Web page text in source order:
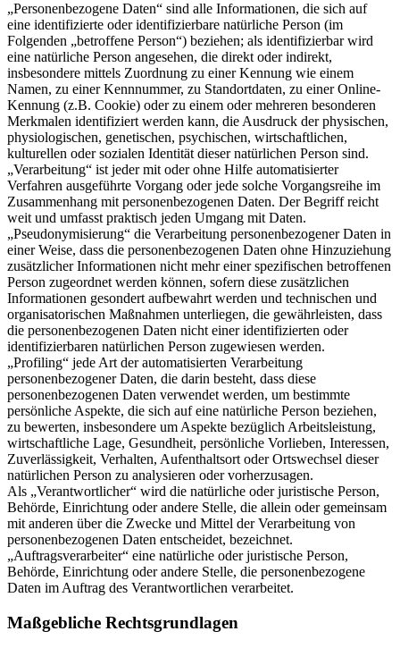
„Personenbezogene Daten“ sind alle Informationen, die sich auf
eine identifizierte oder identifizierbare natürliche Person (im
Folgenden „betroffene Person“) beziehen; als identifizierbar wird
eine natürliche Person angesehen, die direkt oder indirekt,
insbesondere mittels Zuordnung zu einer Kennung wie einem
Namen, zu einer Kennnummer, zu Standortdaten, zu einer Online-
Kennung (z.B. Cookie) oder zu einem oder mehreren besonderen
Merkmalen identifiziert werden kann, die Ausdruck der physischen,
physiologischen, genetischen, psychischen, wirtschaftlichen,
kulturellen oder sozialen Identität dieser natürlichen Person sind.
„Verarbeitung“ ist jeder mit oder ohne Hilfe automatisierter
Verfahren ausgeführte Vorgang oder jede solche Vorgangsreihe im
Zusammenhang mit personenbezogenen Daten. Der Begriff reicht
weit und umfasst praktisch jeden Umgang mit Daten.
„Pseudonymisierung“ die Verarbeitung personenbezogener Daten in
einer Weise, dass die personenbezogenen Daten ohne Hinzuziehung
zusätzlicher Informationen nicht mehr einer spezifischen betroffenen
Person zugeordnet werden können, sofern diese zusätzlichen
Informationen gesondert aufbewahrt werden und technischen und
organisatorischen Maßnahmen unterliegen, die gewährleisten, dass
die personenbezogenen Daten nicht einer identifizierten oder
identifizierbaren natürlichen Person zugewiesen werden.
„Profiling“ jede Art der automatisierten Verarbeitung
personenbezogener Daten, die darin besteht, dass diese
personenbezogenen Daten verwendet werden, um bestimmte
persönliche Aspekte, die sich auf eine natürliche Person beziehen,
zu bewerten, insbesondere um Aspekte bezüglich Arbeitsleistung,
wirtschaftliche Lage, Gesundheit, persönliche Vorlieben, Interessen,
Zuverlässigkeit, Verhalten, Aufenthaltsort oder Ortswechsel dieser
natürlichen Person zu analysieren oder vorherzusagen.
Als „Verantwortlicher“ wird die natürliche oder juristische Person,
Behörde, Einrichtung oder andere Stelle, die allein oder gemeinsam
mit anderen über die Zwecke und Mittel der Verarbeitung von
personenbezogenen Daten entscheidet, bezeichnet.
„Auftragsverarbeiter“ eine natürliche oder juristische Person,
Behörde, Einrichtung oder andere Stelle, die personenbezogene
Daten im Auftrag des Verantwortlichen verarbeitet.
Maßgebliche Rechtsgrundlagen